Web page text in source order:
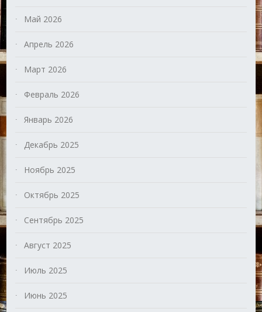
Май 2026
Апрель 2026
Март 2026
Февраль 2026
Январь 2026
Декабрь 2025
Ноябрь 2025
Октябрь 2025
Сентябрь 2025
Август 2025
Июль 2025
Июнь 2025